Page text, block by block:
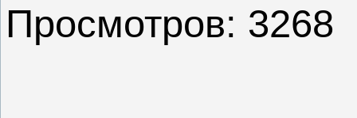
Просмотров: 3268